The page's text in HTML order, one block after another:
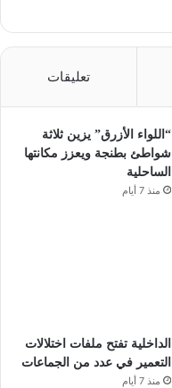
تعليقات
“اللواء الأزرق” يزين ثلاثة
شواطئ بطنجة ويعزز مكانتها
الساحلية
منذ 7 أيام
الداخلية تفتح ملفات اختلالات
التعمير في عدد من الجماعات
منذ 7 أيام